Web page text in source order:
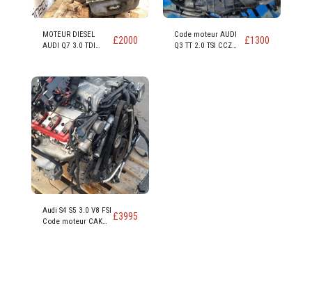
MOTEUR DIESEL
AUDI Q7 3.0 TDI
£2000
Code moteur AUDI
Q3 TT 2.0 TSI CCZ
£1300
Audi S4 S5 3.0 V8 FSI
Code moteur CAK
£3995